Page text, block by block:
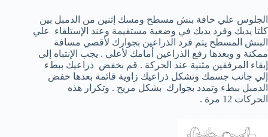
الجلوس علي حافة بنش مسطح ومسك إثنين من الدمبل بين
كلتا يديك وفرد يديك في وضعية مستقيمة وعند الإستلقاء علي
البنش المسطح يتم فرد الذراعين بجوارك لأقصي مسافة
ممكنة و وبعدها رفع الذراعين أمامك لأعلي . يجب الإنتباه إلي
إبقاء المرفقين مثنية عند الحركة . قم بخفض ذراعيك ببطء
إلي جانب جسمك وتشكل ذراعيك زاوية قائمة بعدها خفض
الدمبل ببطء وتمدد بجوارك بشكل مريح . وتكرار هذه
الحركات 12 مرة .